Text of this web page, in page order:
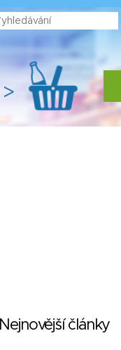
>
Nejnovější články